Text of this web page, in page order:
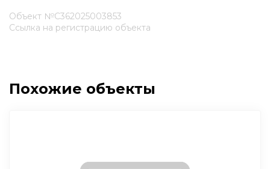
Объект №С362025003853
Ссылка на регистрацию объекта
Похожие объекты